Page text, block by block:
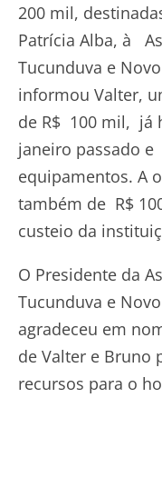
200 mil,
Patrícia Alba, à
Tucunduva e
informou Valter,
de R$ 100 mil, já
janeiro passado
equipamentos. A
também de R$
custeio da
O Presidente da
Tucunduva e
agradeceu em
de Valter e Bruno
recursos para o